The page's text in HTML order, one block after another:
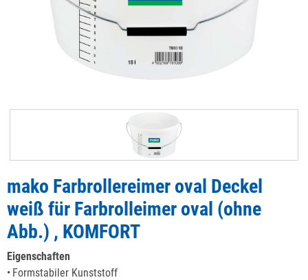
mako Farbrollereimer oval Deckel
weiß für Farbrolleimer oval (ohne
Abb.) , KOMFORT
Eigenschaften
Formstabiler Kunststoff